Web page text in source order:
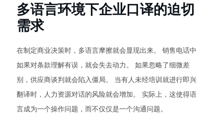
多语言环境下企业口译的迫切
需求
在制定商业决策时，多语言摩擦就会显现出来。 销售电话中
如果对条款理解有误，就会失去动力。 如果忽略了细微差
别，供应商谈判就会陷入僵局。 当有人未​​经培训就进行即兴
翻译时，人力资源对话的风险就会增加。 实际上，这使得语
言成为一个操作问题，而不仅仅是一个沟通问题。